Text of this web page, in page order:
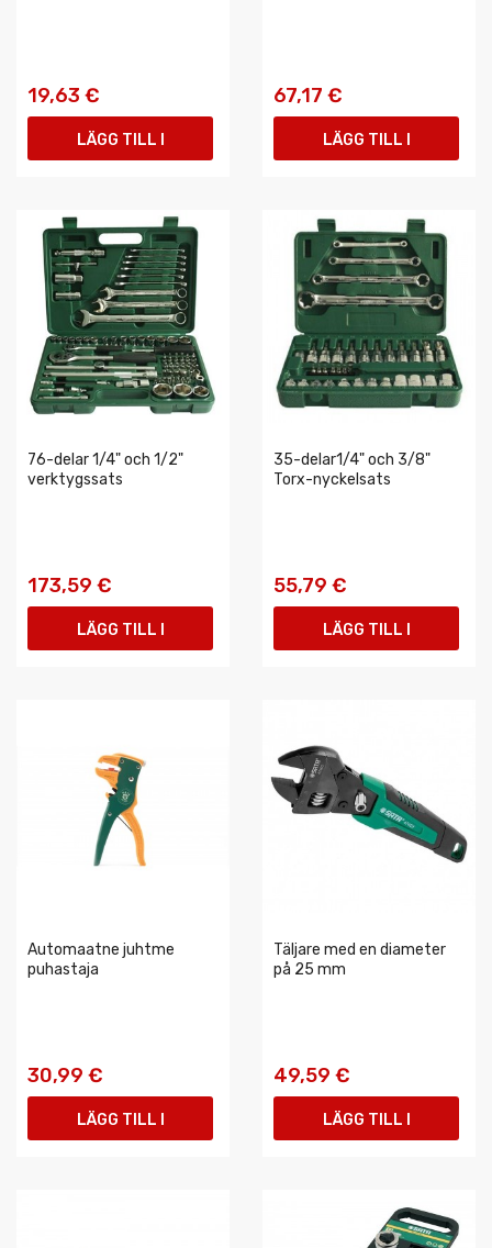
19,63 €
LÄGG TILL I
67,17 €
LÄGG TILL I
76-delar 1/4" och 1/2"
verktygssats
173,59 €
LÄGG TILL I
35-delar1/4" och 3/8"
Torx-nyckelsats
55,79 €
LÄGG TILL I
Automaatne juhtme
puhastaja
30,99 €
LÄGG TILL I
Täljare med en diameter
på 25 mm
49,59 €
LÄGG TILL I